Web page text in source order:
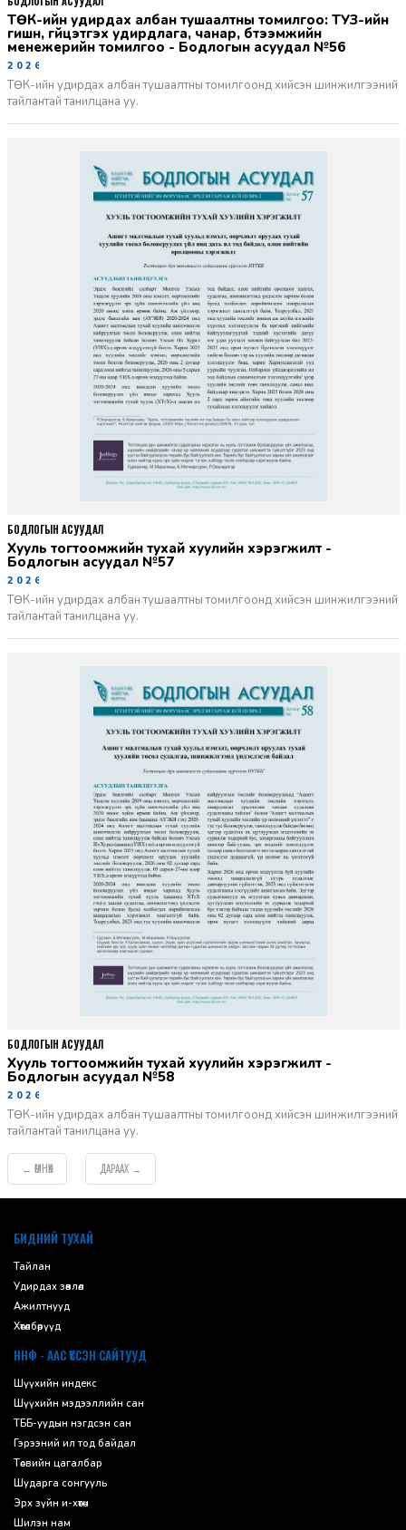
ТӨК-ийн удирдах албан тушаалтны томилгоо: ТУЗ-ийн
гишүүн, гүйцэтгэх удирдлага, чанар, бүтээмжийн
менежерийн томилгоо - Бодлогын асуудал №56
2026-06-02
ТӨК-ийн удирдах албан тушаалтны томилгоонд хийсэн шинжилгээний
тайлантай танилцана уу.
Хууль тогтоомжийн тухай хуулийн хэрэгжилт -
Бодлогын асуудал №57
2026-06-02
ТӨК-ийн удирдах албан тушаалтны томилгоонд хийсэн шинжилгээний
тайлантай танилцана уу.
БОДЛОГЫН АСУУДАЛ
Хууль тогтоомжийн тухай хуулийн хэрэгжилт -
Бодлогын асуудал №58
2026-06-02
ТӨК-ийн удирдах албан тушаалтны томилгоонд хийсэн шинжилгээний
тайлантай танилцана уу.
БОДЛОГЫН АСУУДАЛ
← ӨМНӨХ ДАРААХ →
БИДНИЙ ТУХАЙ
Тайлан
Удирдах зөвлөл
Ажилтнууд
Хөтөлбөрүүд
ННФ - ААС ҮҮССЭН САЙТУУД
Шүүхийн индекс
Шүүхийн мэдээллийн сан
ТББ-уудын нэгдсэн сан
Гэрээний ил тод байдал
Төсвийн цагалбар
Шударга сонгууль
Эрх зүйн и-хөтөч
Шилэн нам